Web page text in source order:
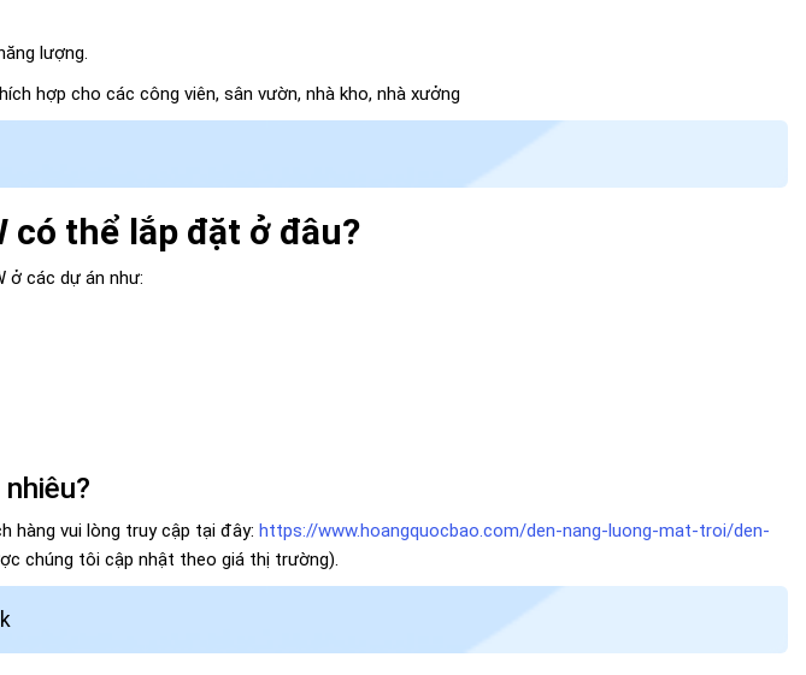
lượng.
hợp cho các công viên, sân vườn, nhà kho, nhà xưởng
thể lắp đặt ở đâu?
ở các dự án như:
hàng vui lòng truy cập tại đây: https://www.hoangquocbao.com/den-nang-luong-mat-troi/den-
chúng tôi cập nhật theo giá thị trường).